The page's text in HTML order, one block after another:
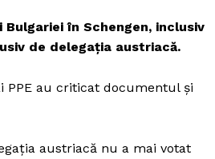
în Schengen, inclusiv
de delegația austriacă.
au criticat documentul și
austriacă nu a mai votat